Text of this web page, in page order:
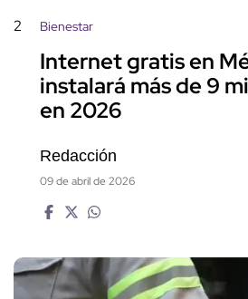
2 Bienestar
Internet gratis en
instalará más de 9
en 2026
Redacción
09 de abril de 2026